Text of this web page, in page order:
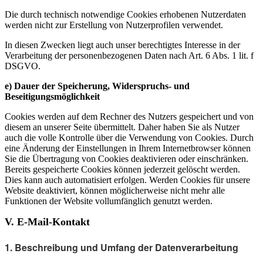
Die durch technisch notwendige Cookies erhobenen Nutzerdaten
werden nicht zur Erstellung von Nutzerprofilen verwendet.
In diesen Zwecken liegt auch unser berechtigtes Interesse in der
Verarbeitung der personenbezogenen Daten nach Art. 6 Abs. 1 lit. f
DSGVO.
e) Dauer der Speicherung, Widerspruchs- und
Beseitigungsmöglichkeit
Cookies werden auf dem Rechner des Nutzers gespeichert und von
diesem an unserer Seite übermittelt. Daher haben Sie als Nutzer
auch die volle Kontrolle über die Verwendung von Cookies. Durch
eine Änderung der Einstellungen in Ihrem Internetbrowser können
Sie die Übertragung von Cookies deaktivieren oder einschränken.
Bereits gespeicherte Cookies können jederzeit gelöscht werden.
Dies kann auch automatisiert erfolgen. Werden Cookies für unsere
Website deaktiviert, können möglicherweise nicht mehr alle
Funktionen der Website vollumfänglich genutzt werden.
V. E-Mail-Kontakt
1. Beschreibung und Umfang der Datenverarbeitung